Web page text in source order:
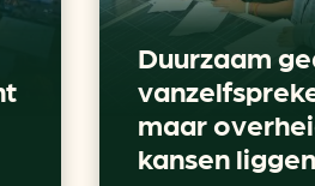
Duurzaam
maar
kansen liggen